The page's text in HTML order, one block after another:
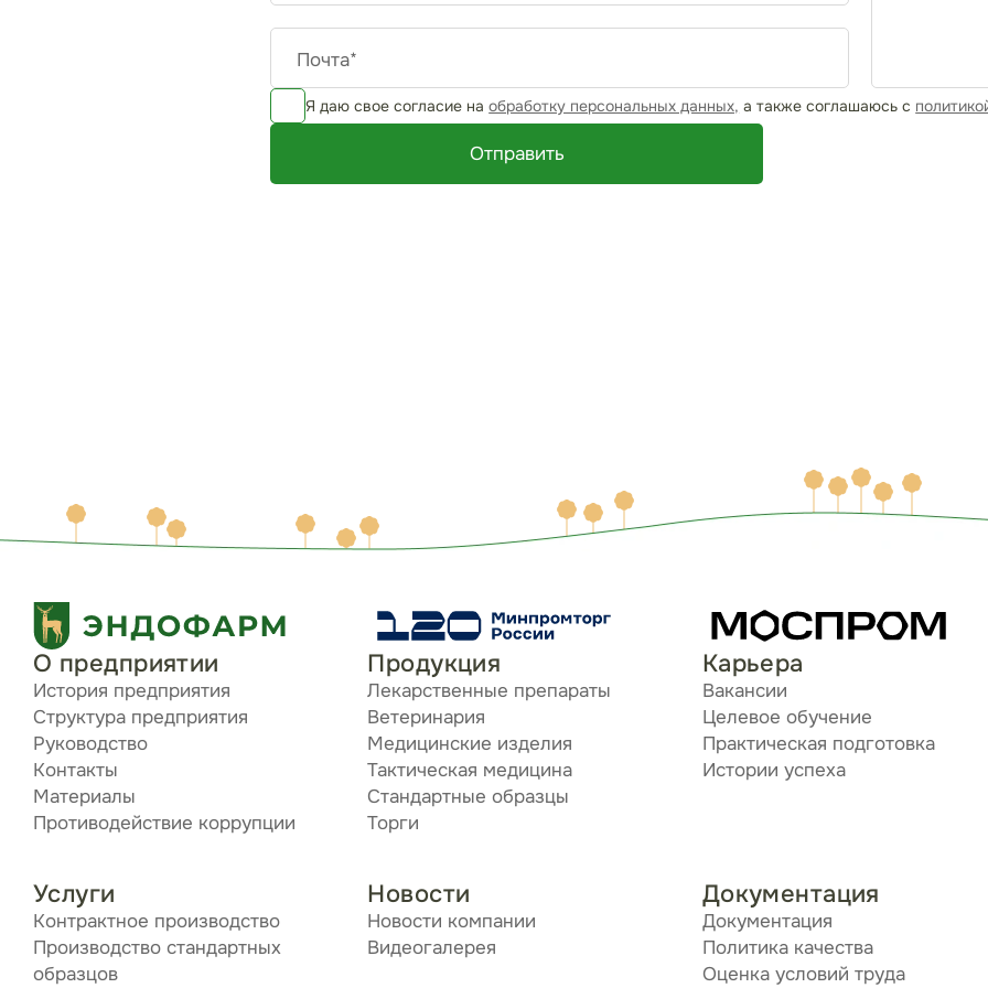
Почта*
Я даю свое согласие наобработку персональных данных, а также соглашаюсь с
Отправить
О предприятии
История предприятия
Структура предприятия
Руководство
Контакты
Материалы
Противодействие коррупции
Продукция
Лекарственные препараты
Ветеринария
Медицинские изделия
Тактическая медицина
Стандартные образцы
Торги
Карьера
Вакансии
Целевое обучение
Практическая подготовка
Истории успеха
Услуги
Контрактное производство
Производство стандартных
образцов
Новости
Новости компании
Видеогалерея
Документация
Документация
Политика качества
Оценка условий труда